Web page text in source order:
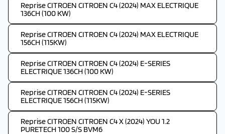
Reprise CITROEN CITROEN C4 (2024) MAX ELECTRIQUE
136CH (100 KW)
Reprise CITROEN CITROEN C4 (2024) MAX ELECTRIQUE
156CH (115KW)
Reprise CITROEN CITROEN C4 (2024) E-SERIES
ELECTRIQUE 136CH (100 KW)
Reprise CITROEN CITROEN C4 (2024) E-SERIES
ELECTRIQUE 156CH (115KW)
Reprise CITROEN CITROEN C4 X (2024) YOU 1.2
PURETECH 100 S/S BVM6